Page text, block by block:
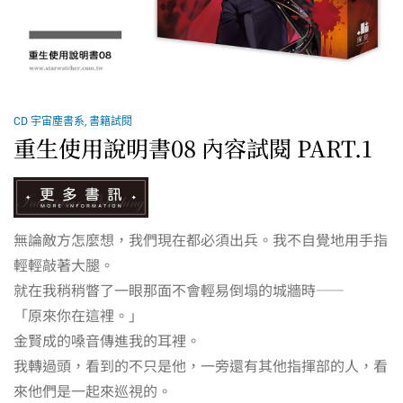
CD 宇宙塵書系 書籍試閱
重生使用說明書08 內容試閱 PART.1
無論敵方怎麼想，我們現在都必須出兵。我不自覺地用手指
輕輕敲著大腿。
就在我稍稍瞥了一眼那面不會輕易倒塌的城牆時——
「原來你在這裡。」
金賢成的嗓音傳進我的耳裡。
我轉過頭，看到的不只是他，一旁還有其他指揮部的人，看
來他們是一起來巡視的。